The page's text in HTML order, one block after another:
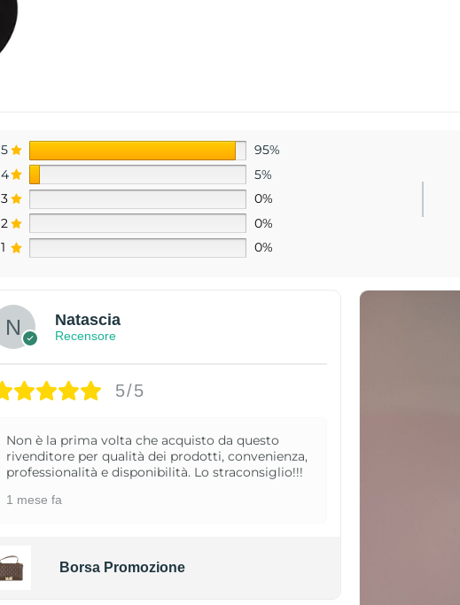
5
95%
4
5%
3
0%
2
0%
1
0%
Natascia
Recensore
5/5
Non è la prima volta che acquisto da questo
rivenditore per qualità dei prodotti, convenienza,
professionalità e disponibilità. Lo straconsiglio!!!
1 mese fa
Borsa Promozione